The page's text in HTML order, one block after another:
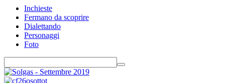
Inchieste
Fermano da scoprire
Dialettando
Personaggi
Foto